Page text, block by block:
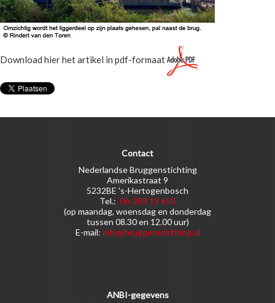
Download hier het artikel in pdf-formaat
Contact
Nederlandse Bruggenstichting
Amerikastraat 9
5232BE 's-Hertogenbosch
Tel.: 06-288 19 650
(op maandag, woensdag en donderdag
tussen 08.30 en 12.00 uur)
E-mail: info@bruggenstichting.nl
ANBI-gegevens